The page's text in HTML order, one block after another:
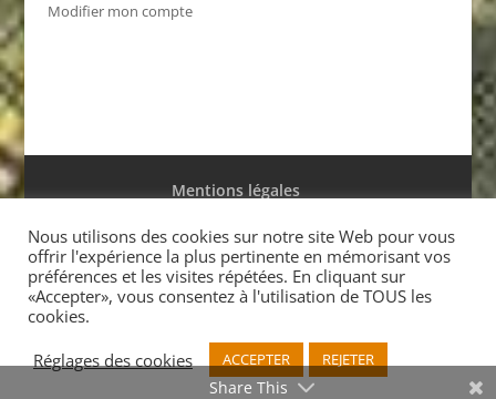
Modifier mon compte
Mentions légales
Conditions générales de ventes
Réalisé par Marc Saffar© l’Antilope 2015 Tél. +33
(0)1 48 07 14 05info@editionsdelantilope.fr
Nous utilisons des cookies sur notre site Web pour vous
offrir l'expérience la plus pertinente en mémorisant vos
préférences et les visites répétées. En cliquant sur
«Accepter», vous consentez à l'utilisation de TOUS les
cookies.
Réglages des cookies
ACCEPTER REJETER
Share This